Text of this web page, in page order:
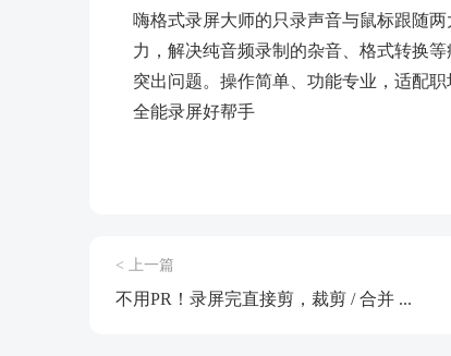
嗨格式录屏大师的只录声音与鼠标跟随
力，解决纯音频录制的杂音、格式转换
突出问题。操作简单、功能专业，适配
全能录屏好帮手
< 上一篇
不用PR！录屏完直接剪，裁剪 / 合并 ...